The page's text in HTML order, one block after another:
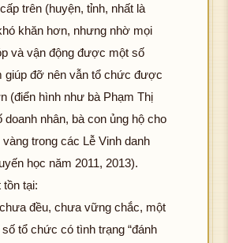
trên (huyện, tỉnh, nhất là
khăn hơn, nhưng nhờ mọi
và vận động được một số
giúp đỡ nên vẫn tổ chức được
(điển hình như bà Phạm Thị
doanh nhân, bà con ủng hộ cho
trong các Lễ Vinh danh
học năm 2011, 2013).
tại:
đều, chưa vững chắc, một
tổ chức có tình trạng “đánh